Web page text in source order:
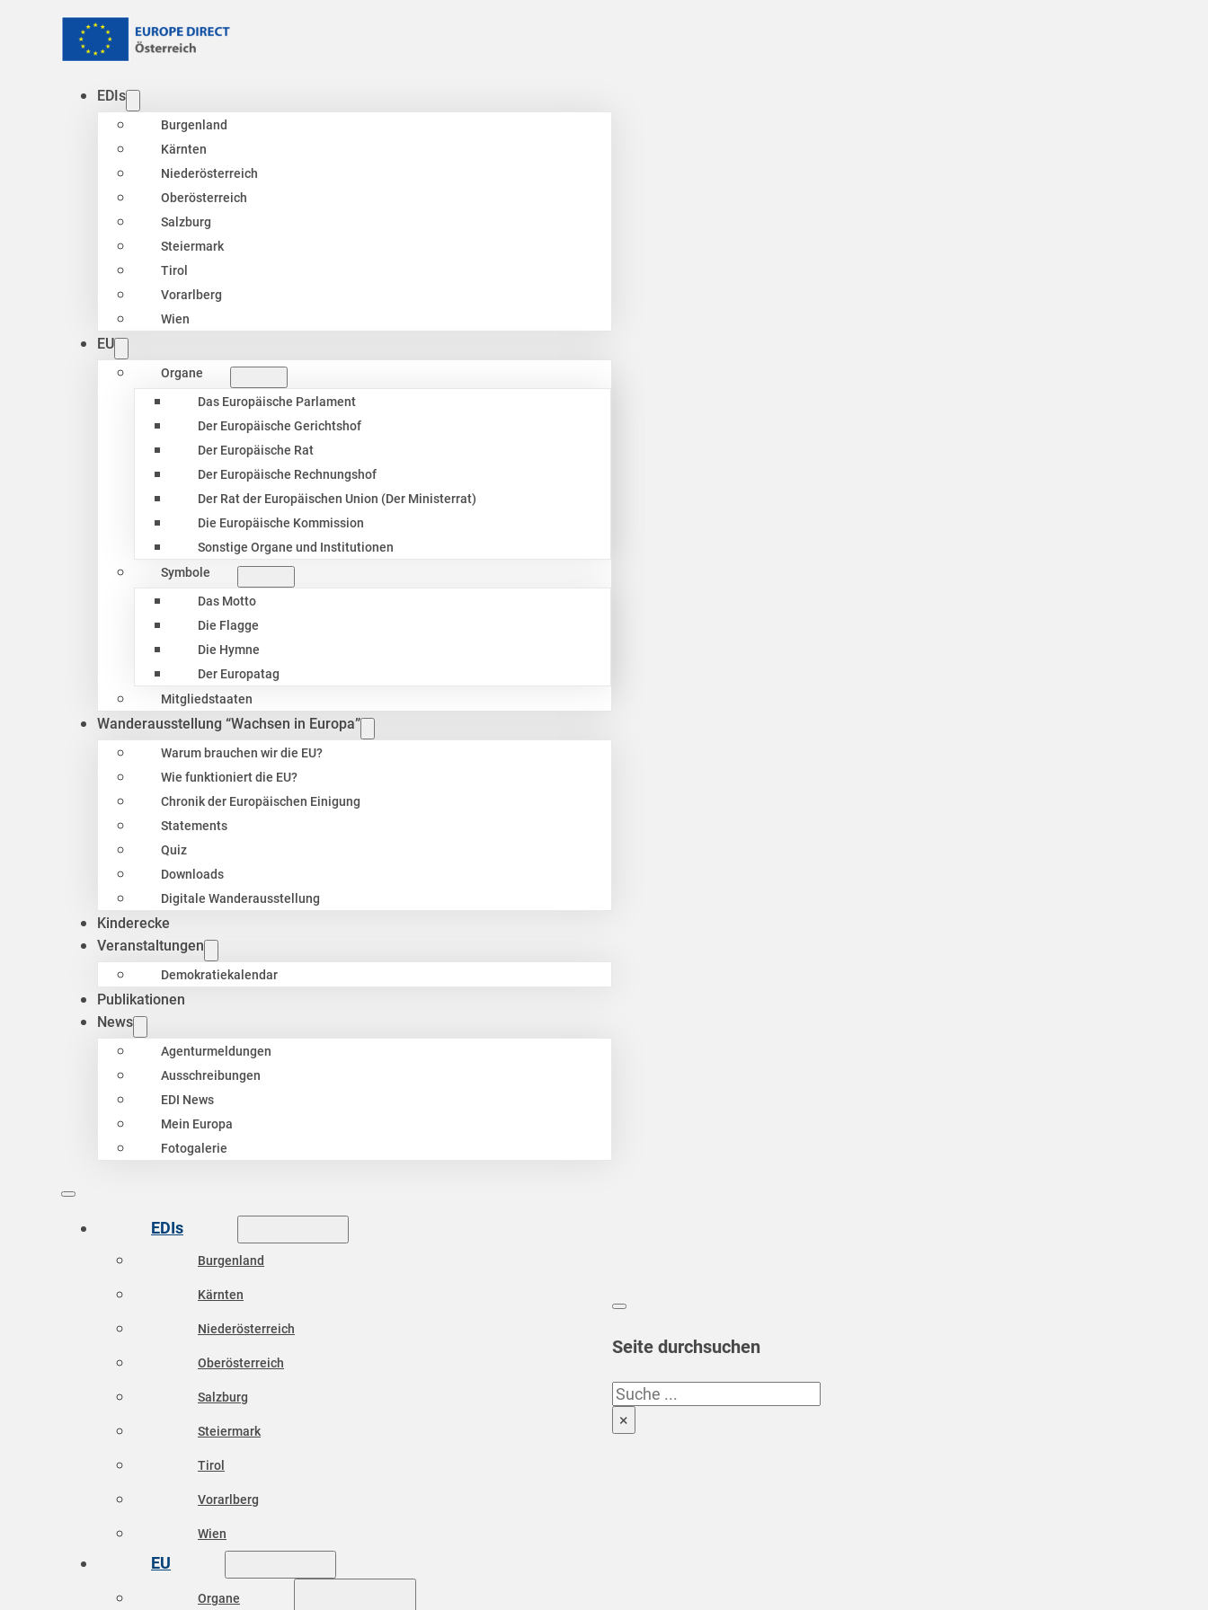
EDIs
Burgenland
Kärnten
Niederösterreich
Oberösterreich
Salzburg
Steiermark
Tirol
Vorarlberg
Wien
EU
Organe
Das Europäische Parlament
Der Europäische Gerichtshof
Der Europäische Rat
Der Europäische Rechnungshof
Der Rat der Europäischen Union (Der Ministerrat)
Die Europäische Kommission
Sonstige Organe und Institutionen
Symbole
Das Motto
Die Flagge
Die Hymne
Der Europatag
Mitgliedstaaten
Wanderausstellung “Wachsen in Europa”
Warum brauchen wir die EU?
Wie funktioniert die EU?
Chronik der Europäischen Einigung
Statements
Quiz
Downloads
Digitale Wanderausstellung
Kinderecke
Veranstaltungen
Demokratiekalendar
Publikationen
News
Agenturmeldungen
Ausschreibungen
EDI News
Mein Europa
Fotogalerie
EDIs
Burgenland
Kärnten
Niederösterreich
Oberösterreich
Salzburg
Steiermark
Tirol
Vorarlberg
Wien
EU
Organe
Seite durchsuchen
Suchen
×